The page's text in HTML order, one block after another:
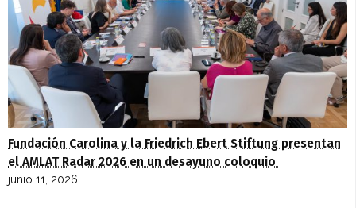
Fundación Carolina y la Friedrich Ebert Stiftung presentan
el AMLAT Radar 2026 en un desayuno coloquio
junio 11, 2026